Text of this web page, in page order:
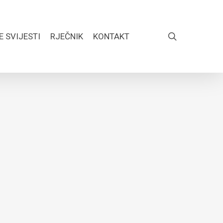
SVIJESTI RJEČNIK KONTAKT FACEBOOK